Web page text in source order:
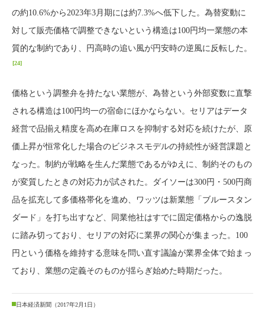
の約10.6%から2023年3月期には約7.3%へ低下した。為替変動に
対して販売価格で調整できないという構造は100円均一業態の本
質的な制約であり、円高時の追い風が円安時の逆風に反転した。
[24]
価格という調整弁を持たない業態が、為替という外部変数に直撃
される構造は100円均一の宿命にほかならない。セリアはデータ
経営で品揃え精度を高め在庫ロスを抑制する対応を続けたが、原
価上昇が恒常化した場合のビジネスモデルの持続性が経営課題と
なった。制約が戦略を生んだ業態であるがゆえに、制約そのもの
が変質したときの対応力が試された。ダイソーは300円・500円商
品を拡充して多価格帯化を進め、ワッツは新業態「ブルースタン
ダード」を打ち出すなど、同業他社はすでに固定価格からの逸脱
に踏み切っており、セリアの対応に業界の関心が集まった。100
円という価格を維持する意味を問い直す議論が業界全体で始まっ
ており、業態の定義そのものが揺らぎ始めた時期だった。
日本経済新聞（2017年2月1日）